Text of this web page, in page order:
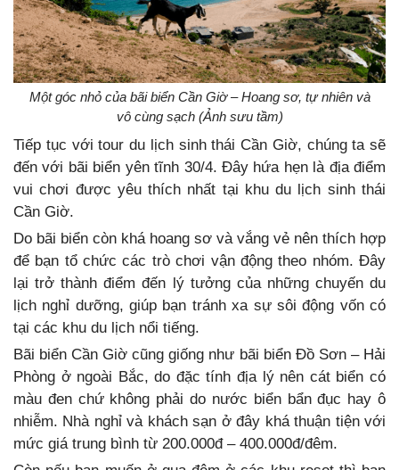
Một góc nhỏ của bãi biển Cần Giờ – Hoang sơ, tự nhiên và
vô cùng sạch (Ảnh sưu tầm)
Tiếp tục với tour du lịch sinh thái Cần Giờ, chúng ta sẽ
đến với bãi biển yên tĩnh 30/4. Đây hứa hẹn là địa điểm
vui chơi được yêu thích nhất tại khu du lịch sinh thái
Cần Giờ.
Do bãi biển còn khá hoang sơ và vắng vẻ nên thích hợp
để bạn tổ chức các trò chơi vận động theo nhóm. Đây
lại trở thành điểm đến lý tưởng của những chuyến du
lịch nghỉ dưỡng, giúp bạn tránh xa sự sôi động vốn có
tại các khu du lịch nổi tiếng.
Bãi biển Cần Giờ cũng giống như bãi biển Đồ Sơn – Hải
Phòng ở ngoài Bắc, do đặc tính địa lý nên cát biển có
màu đen chứ không phải do nước biển bẩn đục hay ô
nhiễm. Nhà nghỉ và khách sạn ở đây khá thuận tiện với
mức giá trung bình từ 200.000đ – 400.000đ/đêm.